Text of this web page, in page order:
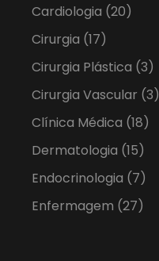
Cardiologia (20)
Cirurgia (17)
Cirurgia Plástica (3)
Cirurgia Vascular (3)
Clínica Médica (18)
Dermatologia (15)
Endocrinologia (7)
Enfermagem (27)